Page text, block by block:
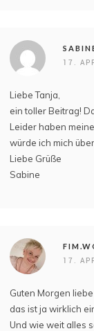
17.
Liebe Tanja,
ein toller Beitrag!
Leider haben
würde ich mich
Liebe Grüße
Sabine
17.
Guten Morgen liebe
das ist ja wirklich
Und wie weit alles